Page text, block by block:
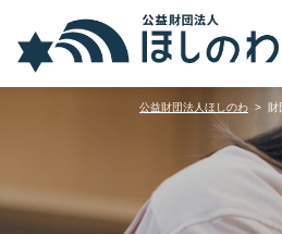
公益財団法人ほしのわ 財